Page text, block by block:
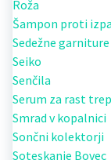
Roža
Šampon proti
Sedežne garniture
Seiko
Senčila
Serum za rast
Smrad v kopalnici
Sončni kolektorji
Soteskanje Bovec